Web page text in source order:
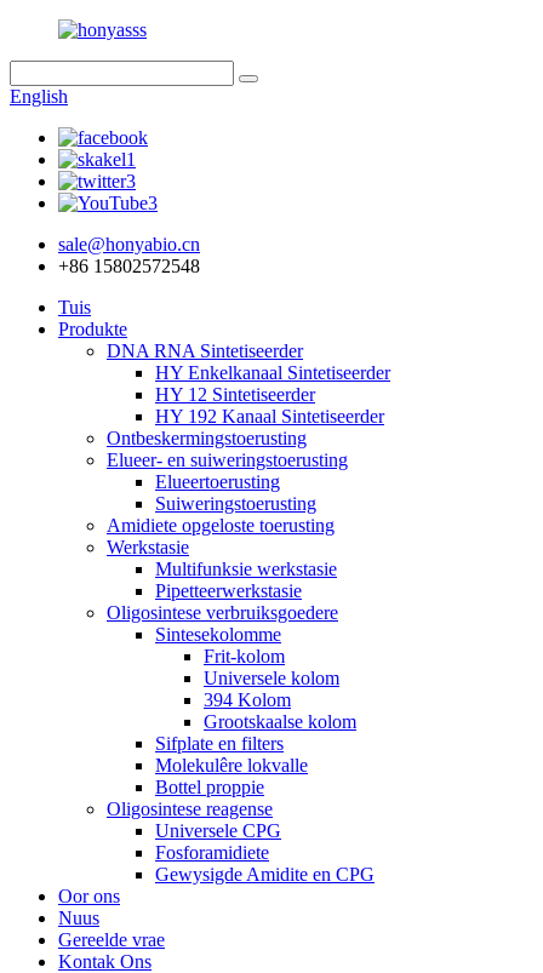
English
sale@honyabio.cn
+86 15802572548
Tuis
Produkte
DNA RNA Sintetiseerder
HY Enkelkanaal Sintetiseerder
HY 12 Sintetiseerder
HY 192 Kanaal Sintetiseerder
Ontbeskermingstoerusting
Elueer- en suiweringstoerusting
Elueertoerusting
Suiweringstoerusting
Amidiete opgeloste toerusting
Werkstasie
Multifunksie werkstasie
Pipetteerwerkstasie
Oligosintese verbruiksgoedere
Sintesekolomme
Frit-kolom
Universele kolom
394 Kolom
Grootskaalse kolom
Sifplate en filters
Molekulêre lokvalle
Bottel proppie
Oligosintese reagense
Universele CPG
Fosforamidiete
Gewysigde Amidite en CPG
Oor ons
Nuus
Gereelde vrae
Kontak Ons